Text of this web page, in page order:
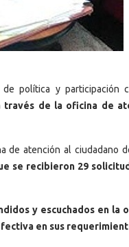
política y participación
de la oficina de
de atención al ciudadano
se recibieron 29
y escuchados en la
en sus